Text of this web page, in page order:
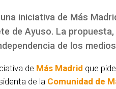
iniciativa de Más
de Ayuso. La
de los
de Más Madrid que
de la Comunidad de